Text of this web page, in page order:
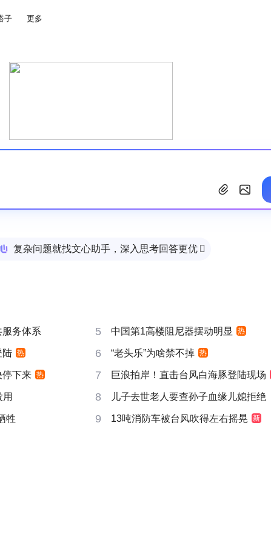
子 更多
复杂问题就找文心助手，深入思考回答更优 
务体系 5 中国第1高楼阻尼器摆动明显 热
陆 热 6 “老头乐”为啥禁不掉 热
停下来 热 7 巨浪拍岸！直击台风白海豚登陆现场
8 儿子去世老人要查孙子血缘儿媳拒绝
牲 9 13吨消防车被台风吹得左右摇晃 新